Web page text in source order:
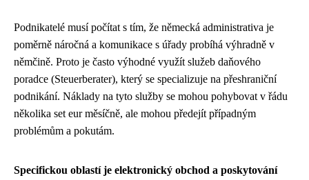
Podnikatelé musí počítat s tím, že německá administrativa je
poměrně náročná a komunikace s úřady probíhá výhradně v
němčině. Proto je často výhodné využít služeb daňového
poradce (Steuerberater), který se specializuje na přeshraniční
podnikání. Náklady na tyto služby se mohou pohybovat v řádu
několika set eur měsíčně, ale mohou předejít případným
problémům a pokutám.
Specifickou oblastí je elektronický obchod a poskytování